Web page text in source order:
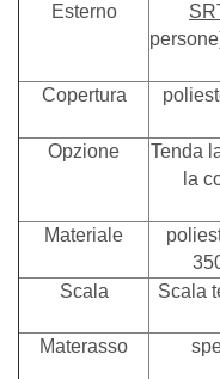
Esterno
Copertura
Opzione
Tenda
la
Materiale
Scala
Scala
Materasso